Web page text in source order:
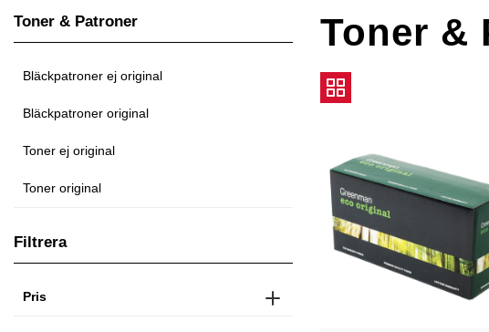
Toner & Patroner
Bläckpatroner ej original
Bläckpatroner original
Toner ej original
Toner original
Filtrera
Pris
Toner &